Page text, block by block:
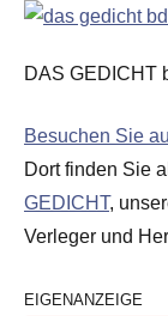
DAS GEDICHT
Besuchen Sie
Dort finden Sie
GEDICHT,
Verleger und
EIGENANZEIGE